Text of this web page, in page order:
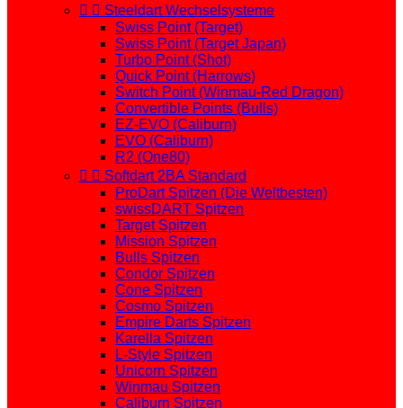
  Steeldart Wechselsysteme
Swiss Point (Target)
Swiss Point (Target Japan)
Turbo Point (Shot)
Quick Point (Harrows)
Switch Point (Winmau-Red Dragon)
Convertible Points (Bulls)
EZ-EVO (Caliburn)
EVO (Caliburn)
R2 (One80)
  Softdart 2BA Standard
ProDart Spitzen (Die Weltbesten)
swissDART Spitzen
Target Spitzen
Mission Spitzen
Bulls Spitzen
Condor Spitzen
Cone Spitzen
Cosmo Spitzen
Empire Darts Spitzen
Karella Spitzen
L-Style Spitzen
Unicorn Spitzen
Winmau Spitzen
Caliburn Spitzen